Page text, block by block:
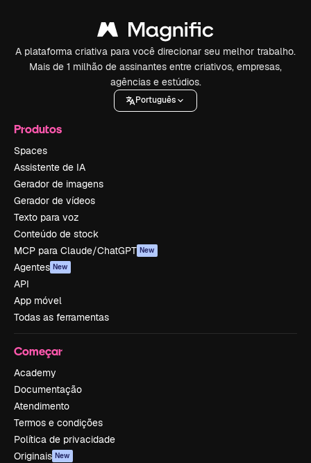
A plataforma criativa para você direcionar seu melhor trabalho.
Mais de 1 milhão de assinantes entre criativos, empresas,
agências e estúdios.
Português
Produtos
Spaces
Assistente de IA
Gerador de imagens
Gerador de vídeos
Texto para voz
Conteúdo de stock
MCP para Claude/ChatGPT New
Agentes New
API
App móvel
Todas as ferramentas
Começar
Academy
Documentação
Atendimento
Termos e condições
Política de privacidade
Originais New